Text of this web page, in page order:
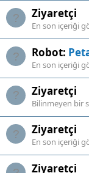
Ziyaretçi
En son içeriği
Robot:
En son içeriği
Ziyaretçi
Bilinmeyen bir
Ziyaretçi
En son içeriği
Ziyaretçi